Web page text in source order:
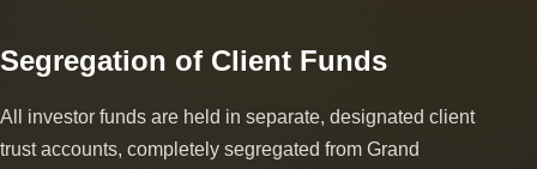
Segregation of Client Funds
All investor funds are held in separate, designated client
trust accounts, completely segregated from Grand